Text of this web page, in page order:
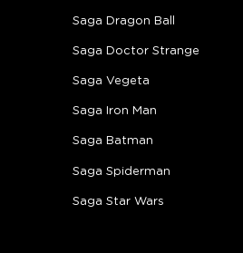
Saga Dragon Ball
Saga Doctor Strange
Saga Vegeta
Saga Iron Man
Saga Batman
Saga Spiderman
Saga Star Wars